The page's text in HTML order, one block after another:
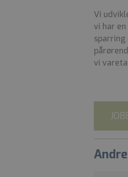
Vi
vi har
sparring
vi